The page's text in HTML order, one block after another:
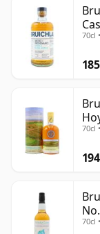
70cl
70cl
70cl